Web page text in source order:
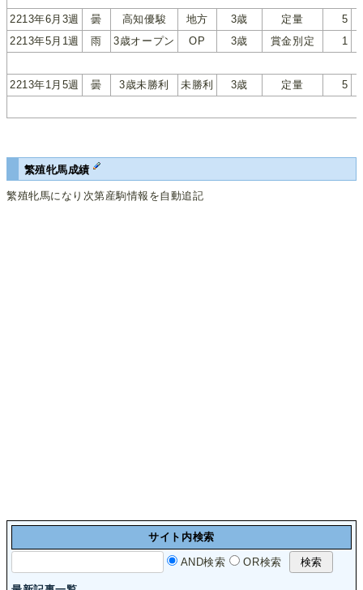
2213年6月3週 曇 高知優駿 地方 3歳 定量
5
2213年5月1週
雨 3歳オープン OP 3歳 賞金別定 1
2213年1月5週 曇 3歳未勝利 未勝利 3歳 定量 5
繁殖牝馬成績
繁殖牝馬になり次第産駒情報を自動追記
サイト内検索
AND検索 OR検索